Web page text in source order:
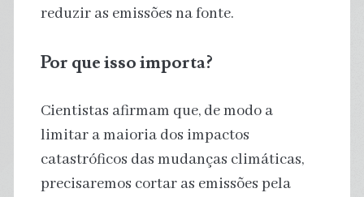
reduzir as emissões na fonte.
Por que isso importa?
Cientistas afirmam que, de modo a
limitar a maioria dos impactos
catastróficos das mudanças climáticas,
precisaremos cortar as emissões pela